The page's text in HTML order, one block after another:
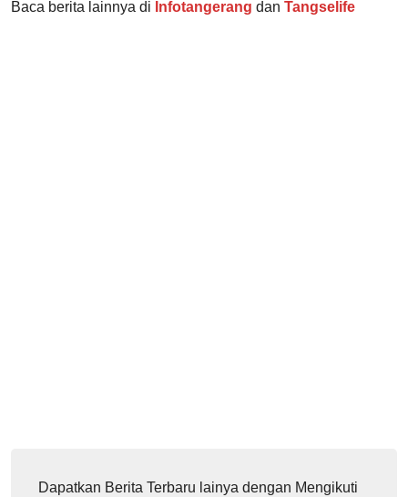
Baca berita lainnya di Infotangerang dan Tangselife
Dapatkan Berita Terbaru lainya dengan Mengikuti